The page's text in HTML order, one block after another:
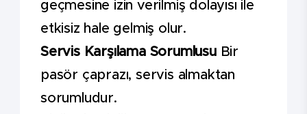
geçmesine izin verilmiş dolayısı ile
etkisiz hale gelmiş olur.
Servis Karşılama Sorumlusu Bir
pasör çaprazı, servis almaktan
sorumludur.